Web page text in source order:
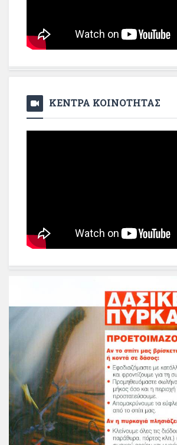
ΚΕΝΤΡΑ ΚΟΙΝΟΤΗΤΑΣ